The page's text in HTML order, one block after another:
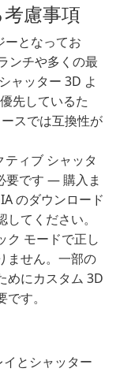
慮事項
ーとなってお
ンチや多くの最
ャッター 3D よ
先しているた
スでは互換性が
ィブ シャッタ
要です — 購入ま
のダウンロード
てください。
ク モードで正し
ません。一部の
めにカスタム 3D
す。
とシャッター